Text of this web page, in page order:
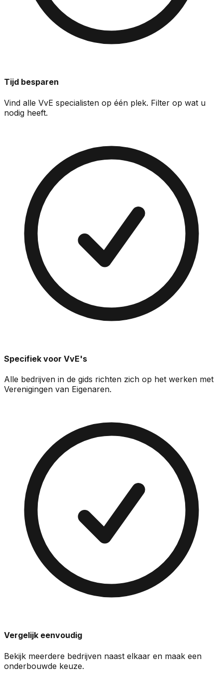
Tijd besparen
Vind alle VvE specialisten op één plek. Filter op wat u
nodig heeft.
Specifiek voor VvE's
Alle bedrijven in de gids richten zich op het werken met
Verenigingen van Eigenaren.
Vergelijk eenvoudig
Bekijk meerdere bedrijven naast elkaar en maak een
onderbouwde keuze.